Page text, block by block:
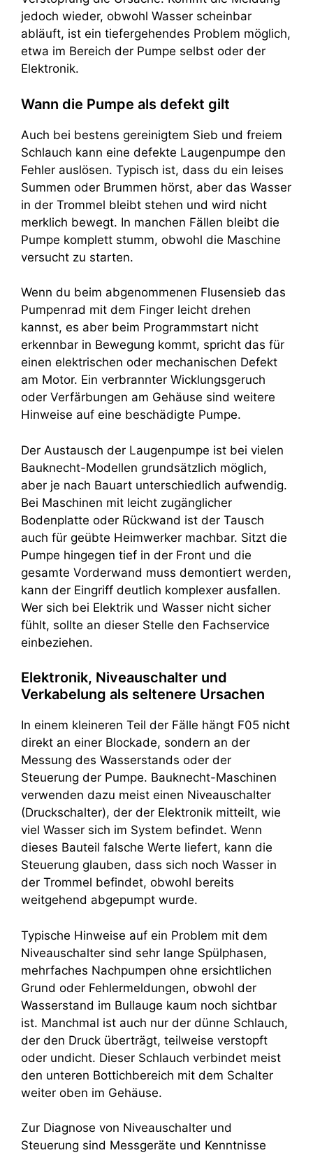
jedoch wieder, obwohl Wasser scheinbar
abläuft, ist ein tiefergehendes Problem möglich,
etwa im Bereich der Pumpe selbst oder der
Elektronik.
Wann die Pumpe als defekt gilt
Auch bei bestens gereinigtem Sieb und freiem
Schlauch kann eine defekte Laugenpumpe den
Fehler auslösen. Typisch ist, dass du ein leises
Summen oder Brummen hörst, aber das Wasser
in der Trommel bleibt stehen und wird nicht
merklich bewegt. In manchen Fällen bleibt die
Pumpe komplett stumm, obwohl die Maschine
versucht zu starten.
Wenn du beim abgenommenen Flusensieb das
Pumpenrad mit dem Finger leicht drehen
kannst, es aber beim Programmstart nicht
erkennbar in Bewegung kommt, spricht das für
einen elektrischen oder mechanischen Defekt
am Motor. Ein verbrannter Wicklungsgeruch
oder Verfärbungen am Gehäuse sind weitere
Hinweise auf eine beschädigte Pumpe.
Der Austausch der Laugenpumpe ist bei vielen
Bauknecht-Modellen grundsätzlich möglich,
aber je nach Bauart unterschiedlich aufwendig.
Bei Maschinen mit leicht zugänglicher
Bodenplatte oder Rückwand ist der Tausch
auch für geübte Heimwerker machbar. Sitzt die
Pumpe hingegen tief in der Front und die
gesamte Vorderwand muss demontiert werden,
kann der Eingriff deutlich komplexer ausfallen.
Wer sich bei Elektrik und Wasser nicht sicher
fühlt, sollte an dieser Stelle den Fachservice
einbeziehen.
Elektronik, Niveauschalter und
Verkabelung als seltenere Ursachen
In einem kleineren Teil der Fälle hängt F05 nicht
direkt an einer Blockade, sondern an der
Messung des Wasserstands oder der
Steuerung der Pumpe. Bauknecht-Maschinen
verwenden dazu meist einen Niveauschalter
(Druckschalter), der der Elektronik mitteilt, wie
viel Wasser sich im System befindet. Wenn
dieses Bauteil falsche Werte liefert, kann die
Steuerung glauben, dass sich noch Wasser in
der Trommel befindet, obwohl bereits
weitgehend abgepumpt wurde.
Typische Hinweise auf ein Problem mit dem
Niveauschalter sind sehr lange Spülphasen,
mehrfaches Nachpumpen ohne ersichtlichen
Grund oder Fehlermeldungen, obwohl der
Wasserstand im Bullauge kaum noch sichtbar
ist. Manchmal ist auch nur der dünne Schlauch,
der den Druck überträgt, teilweise verstopft
oder undicht. Dieser Schlauch verbindet meist
den unteren Bottichbereich mit dem Schalter
weiter oben im Gehäuse.
Zur Diagnose von Niveauschalter und
Steuerung sind Messgeräte und Kenntnisse